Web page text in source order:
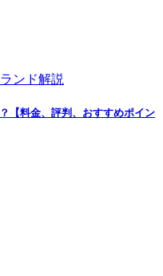
ンド解説
【料金、評判、おすすめポイン